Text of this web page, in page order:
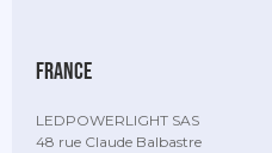
france
LEDPOWERLIGHT SAS
48 rue Claude Balbastre